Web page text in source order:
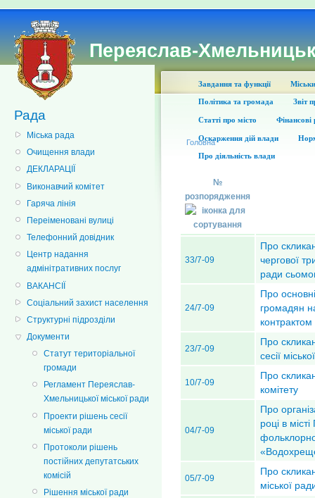
Переяслав-
Рада
Міська рада
Очищення влади
ДЕКЛАРАЦІЇ
Виконавчий комітет
Гаряча лінія
Переіменовані вулиці
Телефонний довідник
Центр надання
адмінітративних послуг
ВАКАНСІЇ
Соціальний захист населення
Структурні підрозділи
Документи
Статут територіальної
громади
Регламент Переяслав-
Хмельницької міської ради
Проекти рішень сесії
міської ради
Протоколи рішень
постійних депутатських
комісій
Рішення міської ради
Завдання та функції
Політика та громада Звіт
Статті про місто Фінансові
Оскарження дій влади
Про діяльність влади
Головна
№
розпорядження
33/7-09
Про
чергової
ради
24/7-09
Про
громадян
контрактом
23/7-09
Про
сесії
10/7-09
Про
комітету
04/7-09
Про
році в
05/7-09
Про
міської